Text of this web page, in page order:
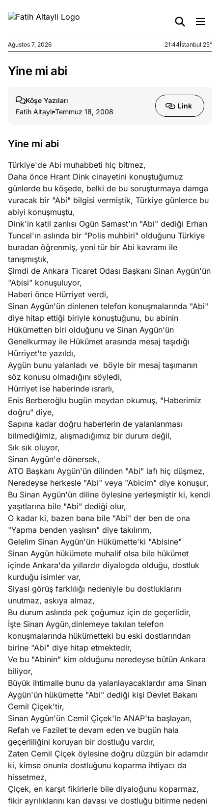
Ağustos
kirli
6, 2026
yasalar
Ağustos
5, 2026
stok
caiz
Yazıları
Yazıları
Yazıları
Ağustos 7, 2026 21:44İstanbul 25°
Yine mi abi
Köşe Yazıları
Fatih Altaylı Temmuz 18, 2008
Link
Yine mi abi
Türkiye'de Abi muhabbeti hiç bitmez,
Daha önce Hrant Dink cinayetini konuştuğumuz
günlerde bu köşede, belki de bu soruşturmaya damga
vuracak bir "Abi" bilgisi vermiştik, Türkiye günlerce bu
abiyi konuşmuştu,
Dink'in katil zanlısı Ogün Samast'ın "Abi" dediği Erhan
Tuncel'ın aslında bir "Polis muhbiri" olduğunu Türkiye
buradan öğrenmiş, yeni tür bir Abi kavramı ile
tanışmıştık,
Şimdi de Ankara Ticaret Odası Başkanı Sinan Aygün'ün
"Abisi" konuşuluyor,
Haberi önce Hürriyet verdi,
Sinan Aygün'ün dinlenen telefon konuşmalarında "Abi"
diye hitap ettiği biriyle konuştuğunu, bu abinin
Hükümetten biri olduğunu ve Sinan Aygün'ün
Genelkurmay ile Hükümet arasında mesaj taşıdığı
Hürriyet'te yazıldı,
Aygün bunu yalanladı ve böyle bir mesaj taşımanın
söz konusu olmadığını söyledi,
Hürriyet ise haberinde ısrarlı,
Enis Berberoğlu bugün meydan okumuş, "Haberimiz
doğru" diye,
Sapına kadar doğru haberlerin de yalanlanması
bilmediğimiz, alışmadığımız bir durum değil,
Sık sık oluyor,
Sinan Aygün'e dönersek,
ATO Başkanı Aygün'ün dilinden "Abi" lafı hiç düşmez,
Neredeyse herkesle "Abi" veya "Abicim" diye konuşur,
Bu Sinan Aygün'ün diline öylesine yerleşmiştir ki, kendi
yaşıtlarına bile "Abi" dediği olur,
O kadar ki, bazen bana bile "Abi" der ben de ona
"Yapma benden yaşlısın" diye takılırım,
Gelelim Sinan Aygün'ün Hükümette'ki "Abisine"
Sinan Aygün hükümete muhalif olsa bile hükümet
içinde Ankara'da yıllardır diyalogda olduğu, dostluk
kurduğu isimler var,
Siyasi görüş farklılığı nedeniyle bu dostluklarını
unutmaz, askıya almaz,
Bu durum aslında pek çoğumuz için de geçerlidir,
İşte Sinan Aygün,dinlemeye takılan telefon
konuşmalarında hükümetteki bu eski dostlarından
birine "Abi" diye hitap etmektedir,
Ve bu "Abinin" kim olduğunu neredeyse bütün Ankara
biliyor,
Büyük ihtimalle bunu da yalanlayacaklardır ama Sinan
Aygün'ün hükümette "Abi" dediği kişi Devlet Bakanı
Cemil Çiçek'tir,
Sinan Aygün'ün Cemil Çiçek'le ANAP'ta başlayan,
Refah ve Fazilet'te devam eden ve bugün hala
geçerliliğini koruyan bir dostluğu vardır,
Zaten Cemil Çiçek öylesine doğru düzgün bir adamdır
ki, kimse onunla dostluğunu koparma ihtiyacı da
hissetmez,
Çiçek, en karşıt fikirlerle bile diyaloğunu koparmaz,
fikir ayrılıklarını kan davası ve dostluğu bitirme nedeni